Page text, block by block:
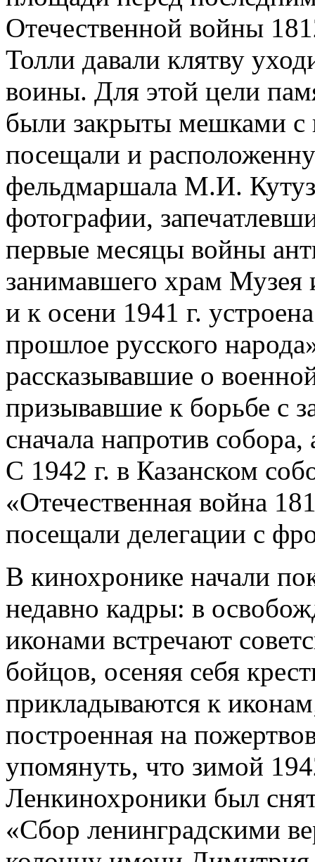
Отечественной войны
Толли давали клятву
воины. Для этой цели
были закрыты мешками
посещали и
фельдмаршала М.И.
фотографии,
первые месяцы войны
занимавшего храм Музея
и к осени 1941 г.
прошлое русского
рассказывавшие о
призывавшие к борьбе с
сначала напротив
С 1942 г. в Казанском
«Отечественная война
посещали делегации с
В кинохронике начали
недавно кадры: в
иконами встречают
бойцов, осеняя себя
прикладываются к
построенная на
упомянуть, что зимой
Ленкинохроники был
«Сбор ленинградскими